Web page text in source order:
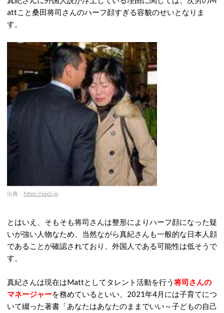
attこと桑田将司さんのハーフ顔すぎる容貌のせいとなりま
す。
出典： https://pixls.jp
とはいえ、そもそも将司さんは整形によりハーフ顔になった疑
いが強い人物なため、当然ながら真紀さんも一般的な日本人顔
であることが確認されており、外国人である可能性は低そうで
す。
真紀さんは現在はMattとしてタレント活動を行う将司さんの
マネージャーを務めているといい、2021年4月には子育てにつ
いて綴った著書「あなたはあなたのままでいい～子どもの自己